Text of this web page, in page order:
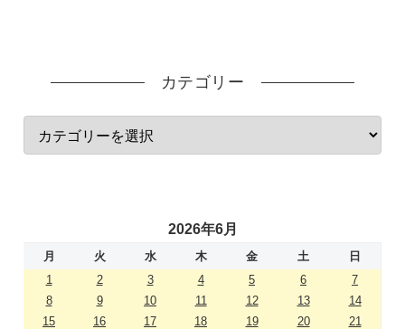
カテゴリー
2026年6月
月 火 水 木 金 土
日
1
2 3 4 5 6
7
8
9 10 11 12 13
14
15
16 17 18 19 20
21